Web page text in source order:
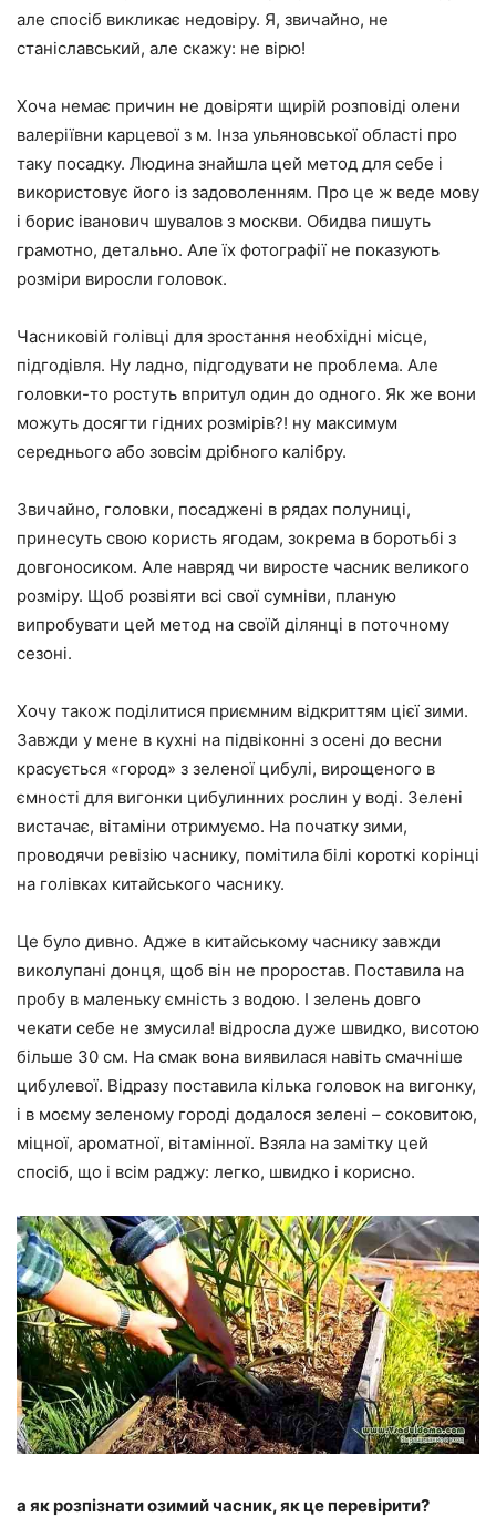
але спосіб викликає недовіру. Я, звичайно, не
станіславський, але скажу: не вірю!
Хоча немає причин не довіряти щирій розповіді олени
валеріївни карцевої з м. Інза ульяновської області про
таку посадку. Людина знайшла цей метод для себе і
використовує його із задоволенням. Про це ж веде мову
і борис іванович шувалов з москви. Обидва пишуть
грамотно, детально. Але їх фотографії не показують
розміри виросли головок.
Часниковій голівці для зростання необхідні місце,
підгодівля. Ну ладно, підгодувати не проблема. Але
головки-то ростуть впритул один до одного. Як же вони
можуть досягти гідних розмірів?! ну максимум
середнього або зовсім дрібного калібру.
Звичайно, головки, посаджені в рядах полуниці,
принесуть свою користь ягодам, зокрема в боротьбі з
довгоносиком. Але навряд чи виросте часник великого
розміру. Щоб розвіяти всі свої сумніви, планую
випробувати цей метод на своїй ділянці в поточному
сезоні.
Хочу також поділитися приємним відкриттям цієї зими.
Завжди у мене в кухні на підвіконні з осені до весни
красується «город» з зеленої цибулі, вирощеного в
ємності для вигонки цибулинних рослин у воді. Зелені
вистачає, вітаміни отримуємо. На початку зими,
проводячи ревізію часнику, помітила білі короткі корінці
на голівках китайського часнику.
Це було дивно. Адже в китайському часнику завжди
виколупані донця, щоб він не проростав. Поставила на
пробу в маленьку ємність з водою. І зелень довго
чекати себе не змусила! відросла дуже швидко, висотою
більше 30 см. На смак вона виявилася навіть смачніше
цибулевої. Відразу поставила кілька головок на вигонку,
і в моєму зеленому городі додалося зелені – соковитою,
міцної, ароматної, вітамінної. Взяла на замітку цей
спосіб, що і всім раджу: легко, швидко і корисно.
а як розпізнати озимий часник, як це перевірити?